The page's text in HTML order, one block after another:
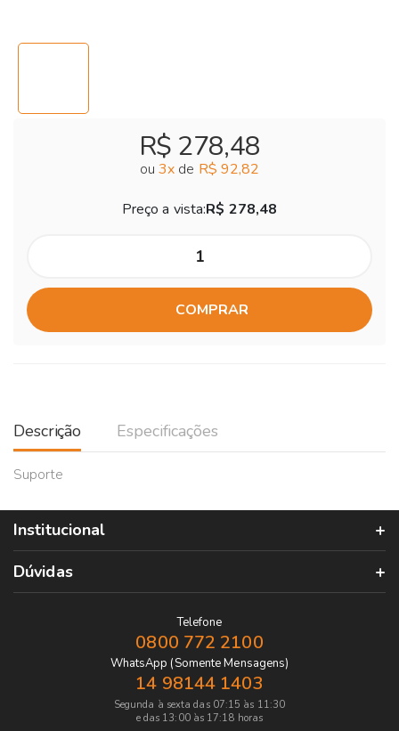
R$ 278,48
ou 3x de R$ 92,82
Preço a vista:R$ 278,48
COMPRAR
Descrição Especificações
Suporte
Institucional
Dúvidas
Telefone
0800 772 2100
WhatsApp (Somente Mensagens)
14 98144 1403
Segunda à sexta das 07:15 às 11:30
e das 13:00 às 17:18 horas